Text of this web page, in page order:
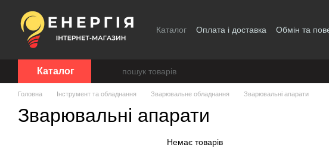
Каталог Оплата і доставка Обмін та
Каталог
Головна Інструмент та обладнання Зварювальне обладнання Зварювальні апарати
Зварювальні апарати
Немає товарів